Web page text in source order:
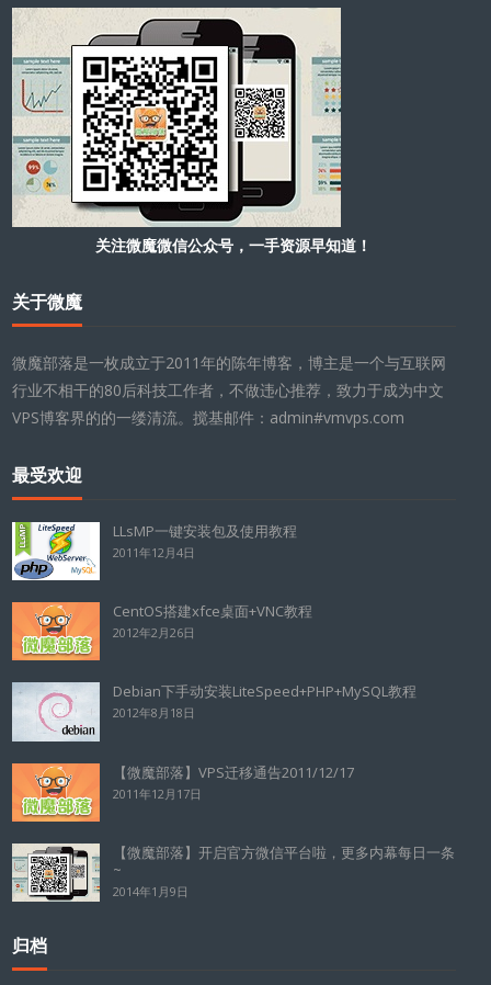
关注微魔微信公众号，一手资源早知道！
关于微魔
微魔部落是一枚成立于2011年的陈年博客，博主是一个与互联网
行业不相干的80后科技工作者，不做违心推荐，致力于成为中文
VPS博客界的的一缕清流。搅基邮件：admin#vmvps.com
最受欢迎
LLsMP一键安装包及使用教程
2011年12月4日
CentOS搭建xfce桌面+VNC教程
2012年2月26日
Debian下手动安装LiteSpeed+PHP+MySQL教程
2012年8月18日
【微魔部落】VPS迁移通告2011/12/17
2011年12月17日
【微魔部落】开启官方微信平台啦，更多内幕每日一条
~
2014年1月9日
归档